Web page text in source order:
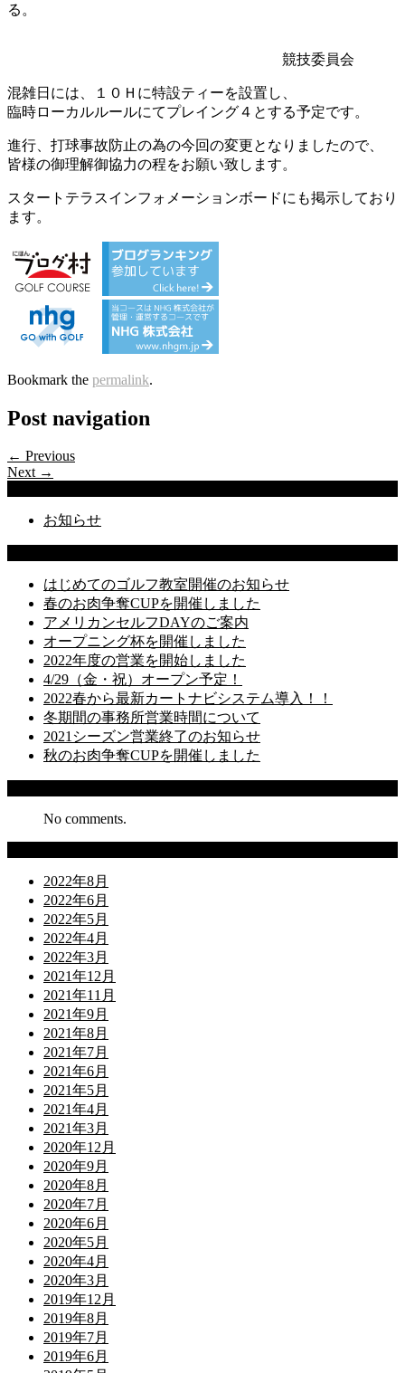
る。
競技委員会
混雑日には、１０Ｈに特設ティーを設置し、
臨時ローカルルールにてプレイング４とする予定です。
進行、打球事故防止の為の今回の変更となりましたので、
皆様の御理解御協力の程をお願い致します。
スタートテラスインフォメーションボードにも掲示しており
ます。
Bookmark the permalink.
Post navigation
← Previous
Next →
お知らせ
はじめてのゴルフ教室開催のお知らせ
春のお肉争奪CUPを開催しました
アメリカンセルフDAYのご案内
オープニング杯を開催しました
2022年度の営業を開始しました
4/29（金・祝）オープン予定！
2022春から最新カートナビシステム導入！！
冬期間の事務所営業時間について
2021シーズン営業終了のお知らせ
秋のお肉争奪CUPを開催しました
No comments.
2022年8月
2022年6月
2022年5月
2022年4月
2022年3月
2021年12月
2021年11月
2021年9月
2021年8月
2021年7月
2021年6月
2021年5月
2021年4月
2021年3月
2020年12月
2020年9月
2020年8月
2020年7月
2020年6月
2020年5月
2020年4月
2020年3月
2019年12月
2019年8月
2019年7月
2019年6月